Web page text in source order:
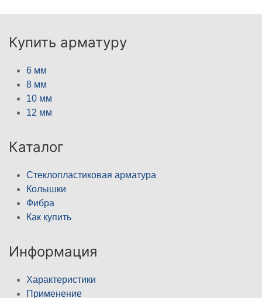
Купить арматуру
6 мм
8 мм
10 мм
12 мм
Каталог
Стеклопластиковая арматура
Колышки
Фибра
Как купить
Информация
Характеристики
Применение